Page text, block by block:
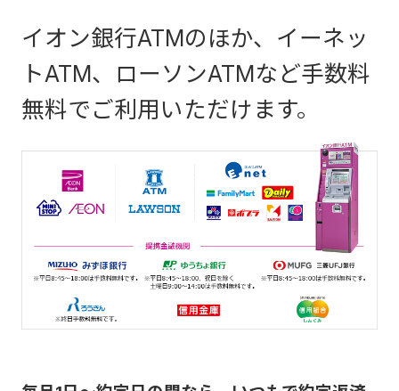
イオン銀行ATMのほか、イーネッ
トATM、ローソンATMなど手数料
無料でご利用いただけます。